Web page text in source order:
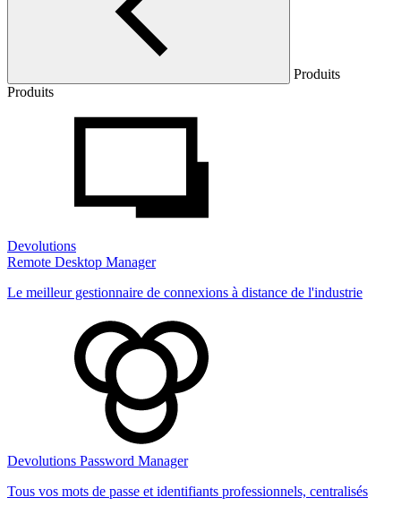
Produits
Produits
Devolutions
Remote Desktop Manager
Le meilleur gestionnaire de connexions à distance de l'industrie
Devolutions Password Manager
Tous vos mots de passe et identifiants professionnels, centralisés